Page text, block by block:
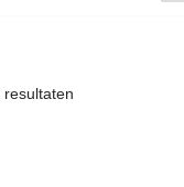
resultaten